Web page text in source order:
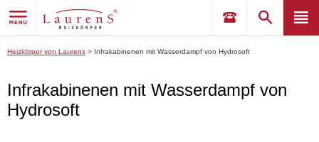
Heizkörper von Laurens > Infrakabinenen mit Wasserdampf von Hydrosoft
Infrakabinenen mit Wasserdampf von
Hydrosoft